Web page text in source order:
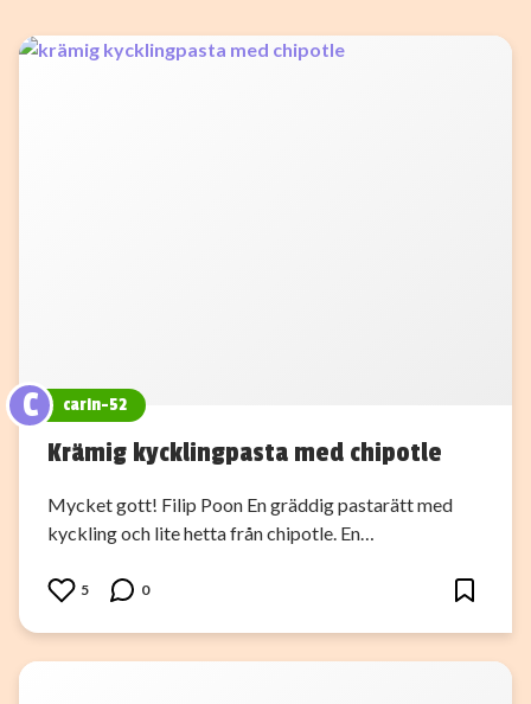
C carin-52
Krämig kycklingpasta med chipotle
Mycket gott! Filip Poon En gräddig pastarätt med
kyckling och lite hetta från chipotle. En…
5 0